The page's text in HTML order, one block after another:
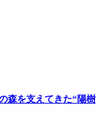
森を支えてきた“陽樹